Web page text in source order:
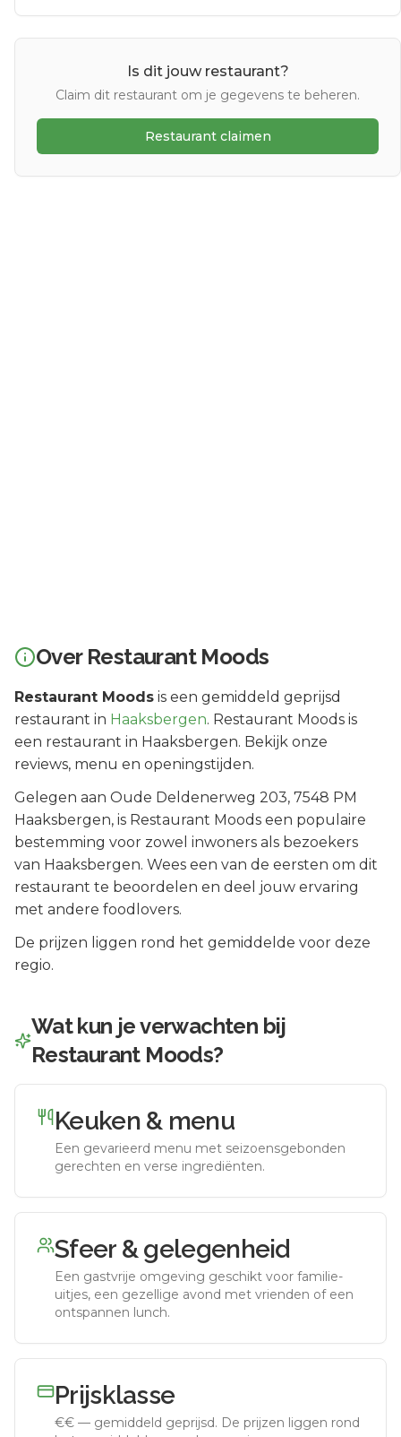
Is dit jouw restaurant?
Claim dit restaurant om je gegevens te beheren.
Restaurant claimen
Over Restaurant Moods
Restaurant Moods is een gemiddeld geprijsd
restaurant in Haaksbergen. Restaurant Moods is
een restaurant in Haaksbergen. Bekijk onze
reviews, menu en openingstijden.
Gelegen aan Oude Deldenerweg 203, 7548 PM
Haaksbergen, is Restaurant Moods een populaire
bestemming voor zowel inwoners als bezoekers
van Haaksbergen. Wees een van de eersten om dit
restaurant te beoordelen en deel jouw ervaring
met andere foodlovers.
De prijzen liggen rond het gemiddelde voor deze
regio.
Wat kun je verwachten bij
Restaurant Moods?
Keuken & menu
Een gevarieerd menu met seizoensgebonden
gerechten en verse ingrediënten.
Sfeer & gelegenheid
Een gastvrije omgeving geschikt voor familie-
uitjes, een gezellige avond met vrienden of een
ontspannen lunch.
Prijsklasse
€€ — gemiddeld geprijsd. De prijzen liggen rond